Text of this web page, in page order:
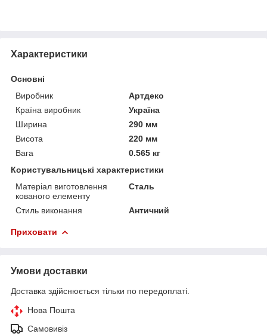
Характеристики
Основні
Виробник
Артдеко
Країна виробник
Україна
Ширина
290 мм
Висота
220 мм
Вага
0.565 кг
Користувальницькі характеристики
Матеріал виготовлення
кованого елементу
Сталь
Стиль виконання Античний
Приховати
Умови доставки
Доставка здійснюється тільки по передоплаті.
Нова Пошта
Самовивіз